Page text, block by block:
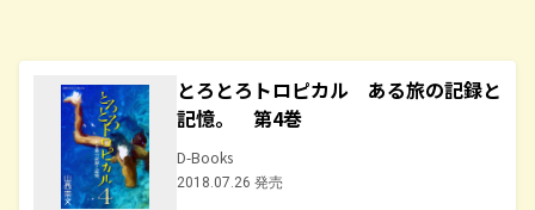
とろとろトロピカル ある旅の記録と
記憶。 第4巻
D-Books
2018.07.26 発売